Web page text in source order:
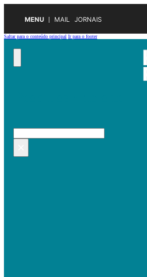
MENU MAIL JORNAIS
Saltar para o conteúdo principal Ir para o footer
Pesquisar